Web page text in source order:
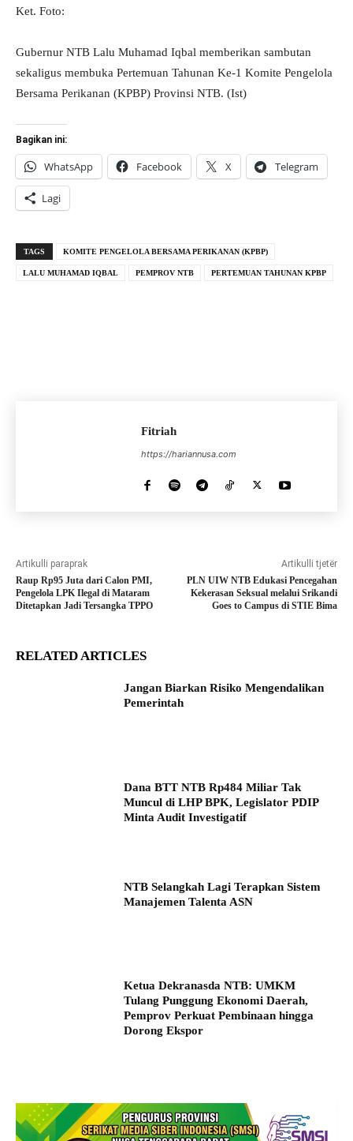
Ket. Foto:
Gubernur NTB Lalu Muhamad Iqbal memberikan sambutan
sekaligus membuka Pertemuan Tahunan Ke-1 Komite Pengelola
Bersama Perikanan (KPBP) Provinsi NTB. (Ist)
Bagikan ini:
WhatsApp Facebook X Telegram
Lagi
TAGS KOMITE PENGELOLA BERSAMA PERIKANAN (KPBP)
LALU MUHAMAD IQBAL PEMPROV NTB PERTEMUAN TAHUNAN KPBP
Fitriah
https://hariannusa.com
Artikulli paraprak
Raup Rp95 Juta dari Calon PMI,
Pengelola LPK Ilegal di Mataram
Ditetapkan Jadi Tersangka TPPO
Artikulli tjetër
PLN UIW NTB Edukasi Pencegahan
Kekerasan Seksual melalui Srikandi
Goes to Campus di STIE Bima
RELATED ARTICLES
Jangan Biarkan Risiko Mengendalikan
Pemerintah
Dana BTT NTB Rp484 Miliar Tak
Muncul di LHP BPK, Legislator PDIP
Minta Audit Investigatif
NTB Selangkah Lagi Terapkan Sistem
Manajemen Talenta ASN
Ketua Dekranasda NTB: UMKM
Tulang Punggung Ekonomi Daerah,
Pemprov Perkuat Pembinaan hingga
Dorong Ekspor